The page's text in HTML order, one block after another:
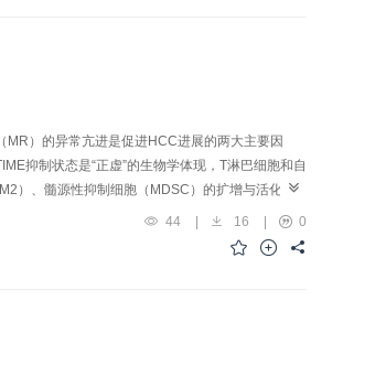
ΔΨ
P<0.01）。与Model组比较，GFW-L组、GFW-
显示线粒体自噬，线粒体肿胀、内质网扩张等超
DZW组mtDNA mRNA显著降低（P<0.01），
表达显著下调（P<0.01），GFW-H组和DZW组
DZW组cleaved Caspase-1蛋白表达显著下调
）的异常亢进是促进HCC进展的两大主要因
抑制状态是“正虚”的生物学体现，T淋巴细胞和自
）、髓源性抑制细胞（MDSC）的扩增与活化则
现为乳酸、前列腺素E
2等毒性代谢产物促进肿瘤
剧MR，而代谢毒性产物反噬免疫功能，形成“因
化因子受体（CXCR）4/CXCL12、Toll样受体
抑制糖酵解和脂质合成关键酶，阻断毒性代谢产
44 | 16 |
0